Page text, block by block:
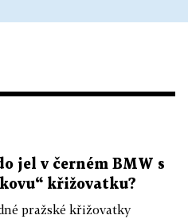
jel v černém BMW s
křižovatku?
pražské křižovatky